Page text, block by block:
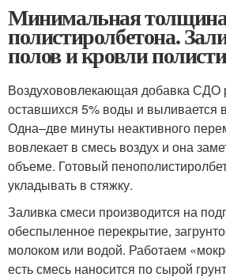
Минимальная
полистиролбетона.
полов и кровли
Воздухововлекающая добавка СДО
оставшихся 5% воды и выливается
Одна–две минуты неактивного
вовлекает в смесь воздух и она
объеме. Готовый
укладывать в стяжку.
Заливка смеси производится на
обеспыленное перекрытие,
молоком или водой. Работаем
есть смесь наносится по сырой